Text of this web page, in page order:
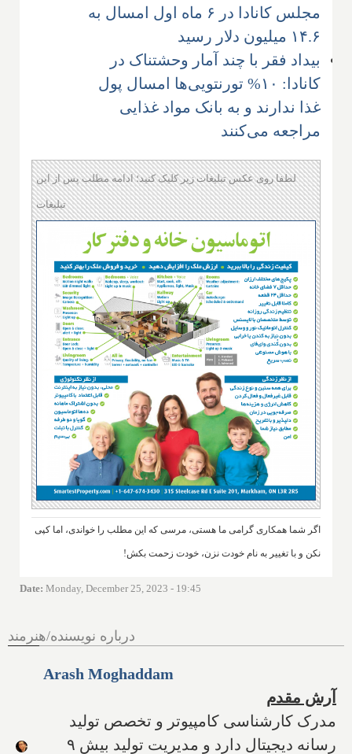
مجلس کانادا در ۶ ماه اول امسال به
۱۴.۶ میلیون دلار رسید
بیداد فقر با چند آمار وحشتناک در
کانادا: ۱۰% تورنتویی‌ها امسال پول
غذا ندارند و به بانک مواد غذایی
مراجعه می‌کنند
لطفا روی عکس تبلیغات زیر کلیک کنید؛ ادامه مطلب پس از این
تبلیغات
اگر شما همکاری گرامی ما هستی، مرسی که این مطلب را خواندی، اما کپی
نکن و با تغییر به نام خودت نزن، خودت زحمت بکش!
Date: Monday, December 25, 2023 - 19:45
درباره نویسنده/هنرمند
Arash Moghaddam
آرش مقدم
مدرک کارشناسی کامپیوتر و تخصص تولید
رسانه دیجیتال دارد و مدیریت تولید بیش ۹